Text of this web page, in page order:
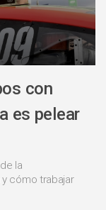
con
es pelear
la
cómo trabajar